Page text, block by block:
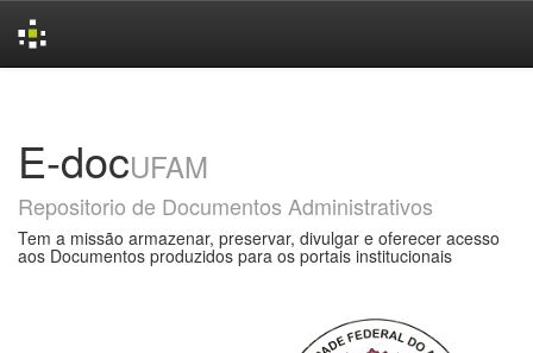
E-docUFAM
Repositorio de Documentos Administrativos
Tem a missão armazenar, preservar, divulgar e oferecer acesso
aos Documentos produzidos para os portais institucionais